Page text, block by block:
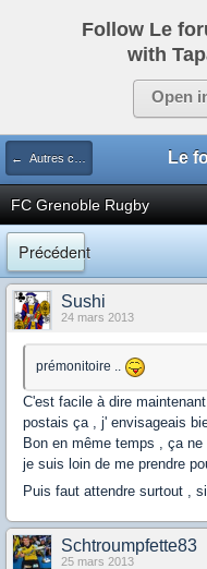
Follow Le
with
Open
← Autres clubs (mutations, actus)
FC Grenoble Rugby
Précédent
Sushi
24 mars 2013
prémonitoire ..
C'est facile à dire
postais ça , j' envisageais
Bon en même temps , ça
je suis loin de me prendre
Puis faut attendre surtout ,
Schtroumpfette83
25 mars 2013